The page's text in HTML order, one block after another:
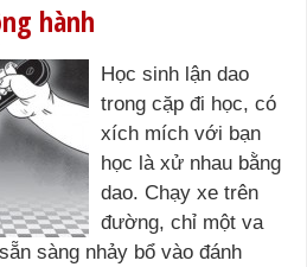
hành
Học sinh lận dao
trong cặp đi học, có
xích mích với bạn
học là xử nhau bằng
dao. Chạy xe trên
đường, chỉ một va
sàng nhảy bổ vào đánh